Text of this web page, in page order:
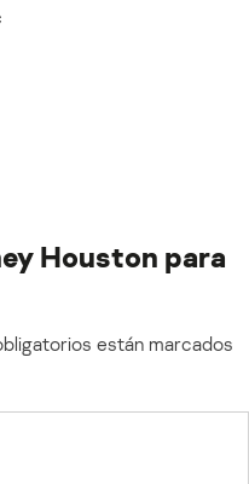
Houston para
están marcados